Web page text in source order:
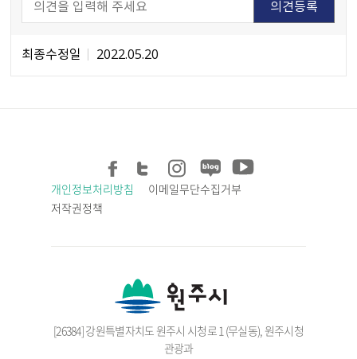
최종수정일 2022.05.20
개인정보처리방침
이메일무단수집거부
저작권정책
[26384] 강원특별자치도 원주시 시청로 1 (무실동), 원주시청
관광과